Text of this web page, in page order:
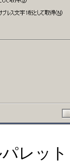
レッ